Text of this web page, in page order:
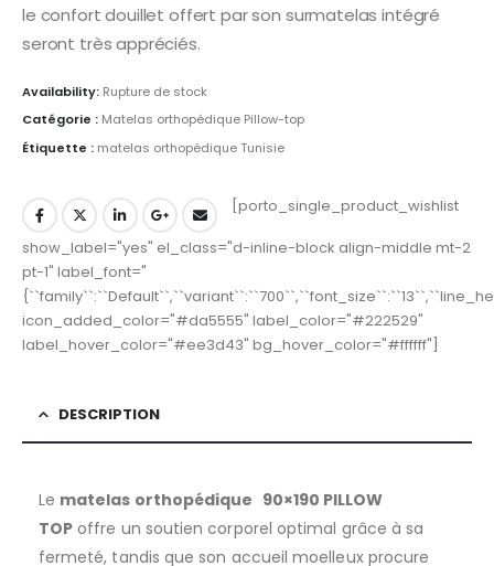
le confort douillet offert par son surmatelas intégré
seront très appréciés.
Availability: Rupture de stock
Catégorie : Matelas orthopédique Pillow-top
Étiquette : matelas orthopédique Tunisie
[porto_single_product_wishlist
show_label="yes" el_class="d-inline-block align-middle mt-2
pt-1" label_font="
icon_added_color="#da5555" label_color="#222529"
label_hover_color="#ee3d43" bg_hover_color="#ffffff"]
DESCRIPTION
Le matelas orthopédique 90×190 PILLOW
TOP offre un soutien corporel optimal grâce à sa
fermeté, tandis que son accueil moelleux procure